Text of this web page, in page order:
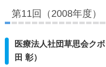
第11回（2008年度）
医療法人社団草思会ク
田 彰）